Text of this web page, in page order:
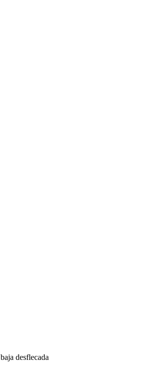
desflecada